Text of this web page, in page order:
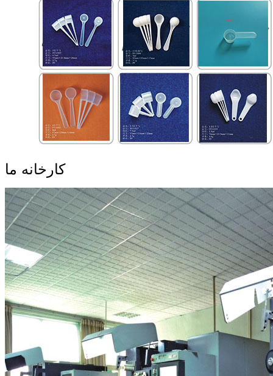
کارخانه ما